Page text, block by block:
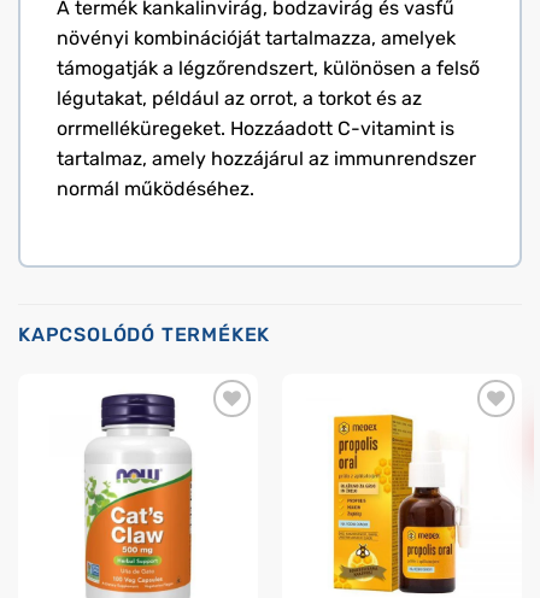
A termék kankalinvirág, bodzavirág és vasfű
növényi kombinációját tartalmazza, amelyek
támogatják a légzőrendszert, különösen a felső
légutakat, például az orrot, a torkot és az
orrmelléküregeket. Hozzáadott C-vitamint is
tartalmaz, amely hozzájárul az immunrendszer
normál működéséhez.
KAPCSOLÓDÓ TERMÉKEK